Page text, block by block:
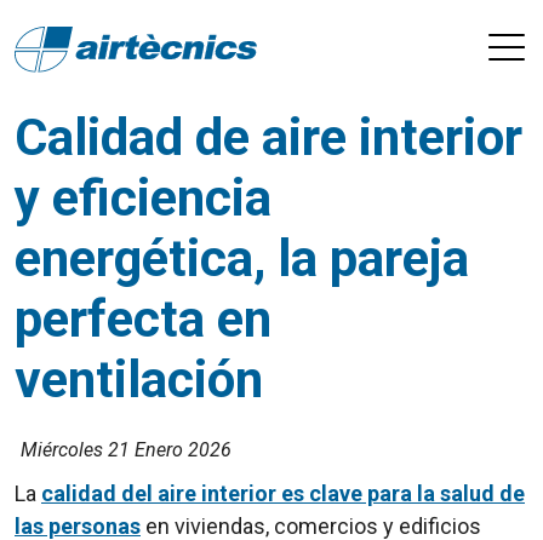
Calidad de aire interior
y eficiencia
energética, la pareja
perfecta en
ventilación
Miércoles 21 Enero 2026
La calidad del aire interior es clave para la salud de
las personas en viviendas, comercios y edificios